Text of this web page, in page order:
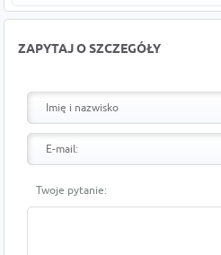
ZAPYTAJ O SZCZEGÓŁY
Twoje pytanie: